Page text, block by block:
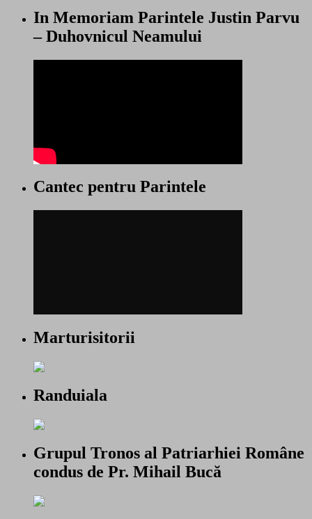
In Memoriam Parintele Justin Parvu
– Duhovnicul Neamului
Cantec pentru Parintele
Marturisitorii
Randuiala
Grupul Tronos al Patriarhiei Române
condus de Pr. Mihail Bucă